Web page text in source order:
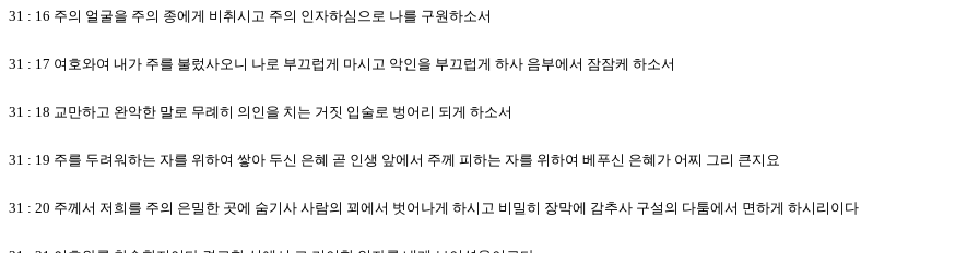
31 : 16 주의 얼굴을 주의 종에게 비취시고 주의 인자하심으로 나를 구원하소서
31 : 17 여호와여 내가 주를 불렀사오니 나로 부끄럽게 마시고 악인을 부끄럽게 하사 음부에서 잠잠케 하소서
31 : 18 교만하고 완악한 말로 무례히 의인을 치는 거짓 입술로 벙어리 되게 하소서
31 : 19 주를 두려워하는 자를 위하여 쌓아 두신 은혜 곧 인생 앞에서 주께 피하는 자를 위하여 베푸신 은혜가 어찌 그리 큰지요
31 : 20 주께서 저희를 주의 은밀한 곳에 숨기사 사람의 꾀에서 벗어나게 하시고 비밀히 장막에 감추사 구설의 다툼에서 면하게 하시리이다